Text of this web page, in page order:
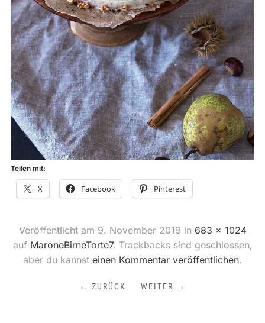
Teilen mit:
X Facebook Pinterest
Veröffentlicht am 9. November 2019 in 683 × 1024
auf MaroneBirneTorte7. Trackbacks sind geschlossen,
aber du kannst einen Kommentar veröffentlichen.
← ZURÜCK WEITER →